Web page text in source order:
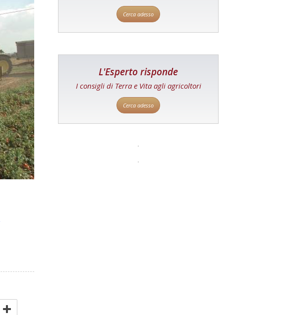
Cerca adesso
L'Esperto risponde
I consigli di Terra e Vita agli agricoltori
Cerca adesso